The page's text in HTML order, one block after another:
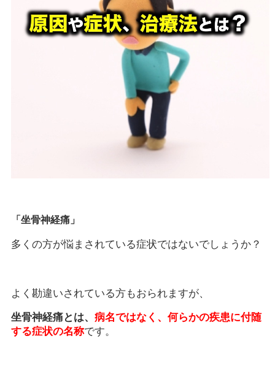
「坐骨神経痛」
多くの方が悩まされている症状ではないでしょうか？
よく勘違いされている方もおられますが、
坐骨神経痛とは、 病名ではなく、何らかの疾患に付随
する症状の名称です。